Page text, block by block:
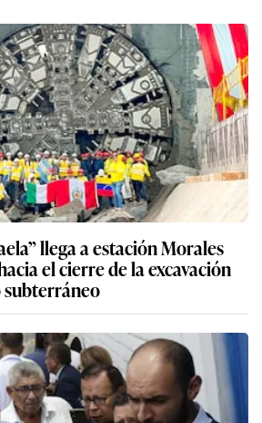
llega a estación Morales
el cierre de la excavación